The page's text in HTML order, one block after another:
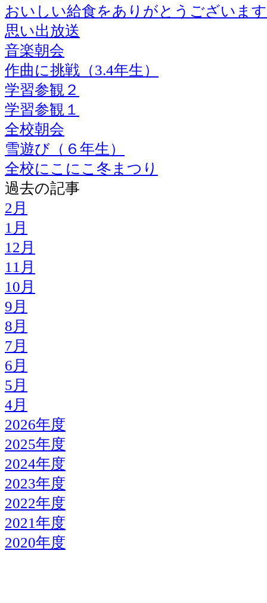
おいしい給食をありがとうございます
思い出放送
音楽朝会
作曲に挑戦（3.4年生）
学習参観２
学習参観１
全校朝会
雪遊び（６年生）
全校にこにこ冬まつり
過去の記事
2月
1月
12月
11月
10月
9月
8月
7月
6月
5月
4月
2026年度
2025年度
2024年度
2023年度
2022年度
2021年度
2020年度